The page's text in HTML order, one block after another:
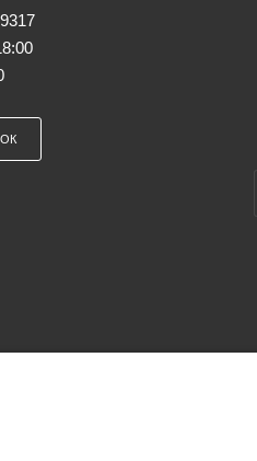
изменяться в зависимости от
вместе со сроками поставки.